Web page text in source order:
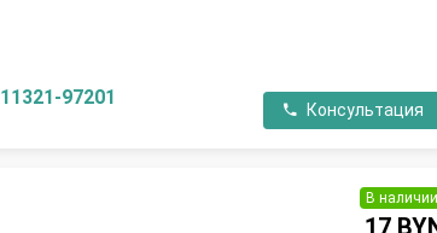
11321-97201
Консультация
В наличии
17